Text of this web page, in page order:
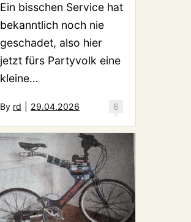
Ein bisschen Service hat
bekanntlich noch nie
geschadet, also hier
jetzt fürs Partyvolk eine
kleine…
6
By rd 29.04.2026